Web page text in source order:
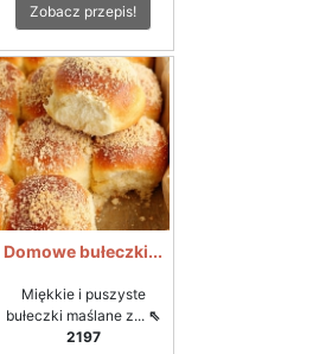
Zobacz przepis!
Domowe bułeczki...
Miękkie i puszyste
bułeczki maślane z... ⇖
2197